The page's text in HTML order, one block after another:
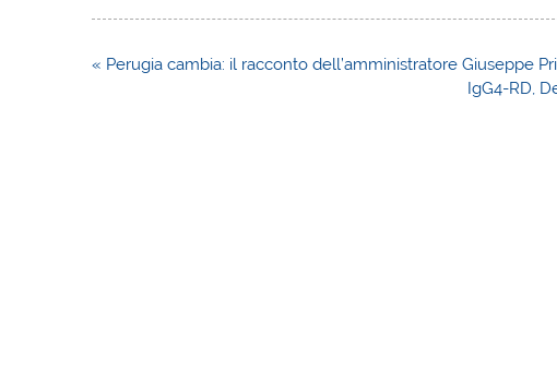
Navigazione
« Perugia cambia: il racconto dell’amministratore Giuseppe
IgG4-RD,